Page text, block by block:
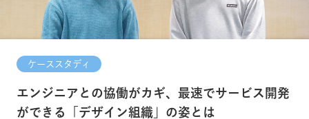
ケーススタディ
エンジニアとの協働がカギ、最速でサービス開発
ができる「デザイン組織」の姿とは